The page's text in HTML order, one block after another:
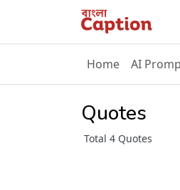
Home AI
Quotes
Total 4 Quotes